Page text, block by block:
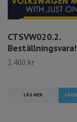
CTSVW020.2.
Beställningsvara!
1 400 kr
LÄS MER